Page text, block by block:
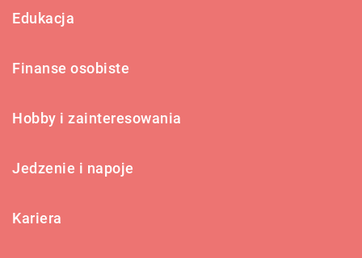
Edukacja
Finanse osobiste
Hobby i zainteresowania
Jedzenie i napoje
Kariera